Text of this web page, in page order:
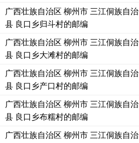
广西壮族自治区 柳州市 三江侗族自治
县 良口乡归斗村的邮编
广西壮族自治区 柳州市 三江侗族自治
县 良口乡大滩村的邮编
广西壮族自治区 柳州市 三江侗族自治
县 良口乡产口村的邮编
广西壮族自治区 柳州市 三江侗族自治
县 良口乡布糯村的邮编
广西壮族自治区 柳州市 三江侗族自治